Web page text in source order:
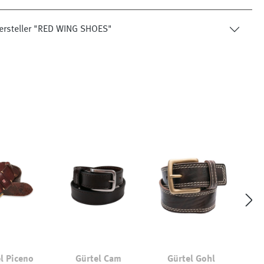
"RED WING SHOES"
Piceno Gürtel Cam
Gürtel Gohl